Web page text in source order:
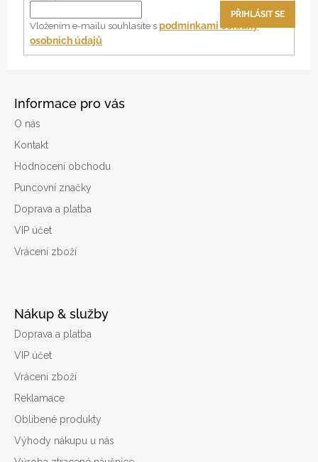
Informace pro vás
O nás
Kontakt
Hodnocení obchodu
Puncovní značky
Doprava a platba
VIP účet
Vrácení zboží
Nákup & služby
Doprava a platba
VIP účet
Vrácení zboží
Reklamace
Oblíbené produkty
Výhody nákupu u nás
Vložením e-mailu souhlasíte spodmínkami ochrany
osobních údajů
PŘIHLÁSIT SE